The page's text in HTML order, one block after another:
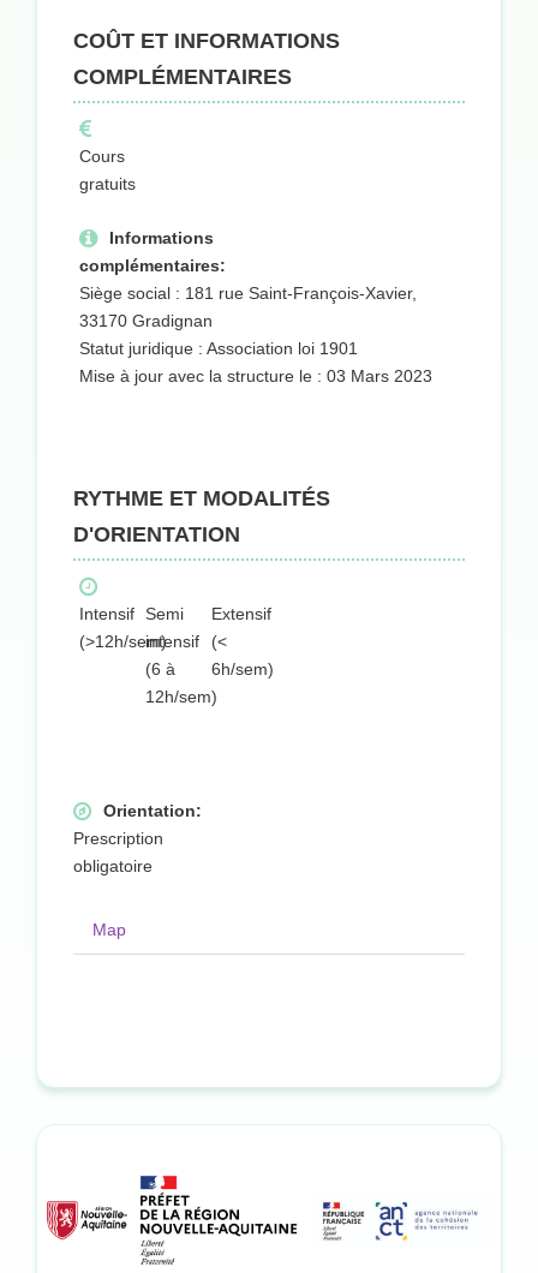
COÛT ET INFORMATIONS
COMPLÉMENTAIRES
Cours
gratuits
Informations
complémentaires:
Siège social : 181 rue Saint-François-Xavier,
33170 Gradignan
Statut juridique : Association loi 1901
Mise à jour avec la structure le : 03 Mars 2023
RYTHME ET MODALITÉS
D'ORIENTATION
Intensif
(>12h/sem)
Semi
intensif
(6 à
12h/sem)
Extensif
(<
6h/sem)
Orientation:
Prescription
obligatoire
Map